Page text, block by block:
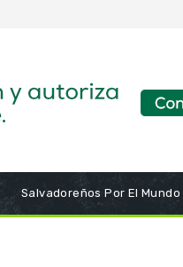
Salvadoreños Por El Mundo